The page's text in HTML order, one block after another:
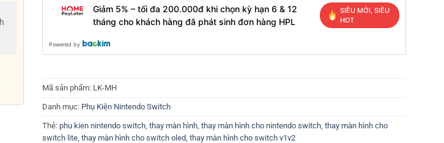
Giảm 5% – tối đa 200.000đ khi chọn kỳ hạn 6 & 12
tháng cho khách hàng đã phát sinh đơn hàng HPL
SIÊU MỚI, SIÊU
HOT
Powered by
Mã sản phẩm: LK-MH
Danh mục: Phụ Kiện Nintendo Switch
Thẻ: phu kien nintendo switch, thay màn hình, thay màn hình cho nintendo switch, thay màn hình cho
switch lite, thay màn hình cho switch oled, thay màn hình cho switch v1v2